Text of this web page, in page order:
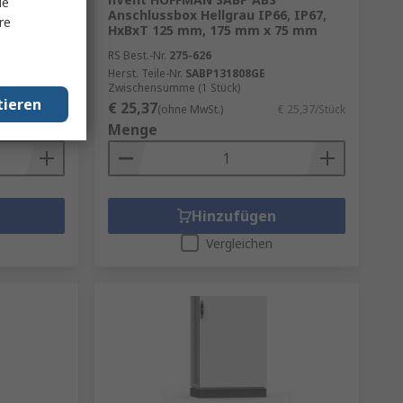
270mm
18,44/Stück
Anschlussbox Hellgrau IP66, IP67,
HxBxT 125 mm, 175 mm x 75 mm
RS Best.-Nr. 275-626
Herst. Teile-Nr. SABP131808GE
Zwischensumme (1 Stück)
€ 25,37(ohne MwSt.) € 25,37/Stück
Menge
Hinzufügen
Vergleichen